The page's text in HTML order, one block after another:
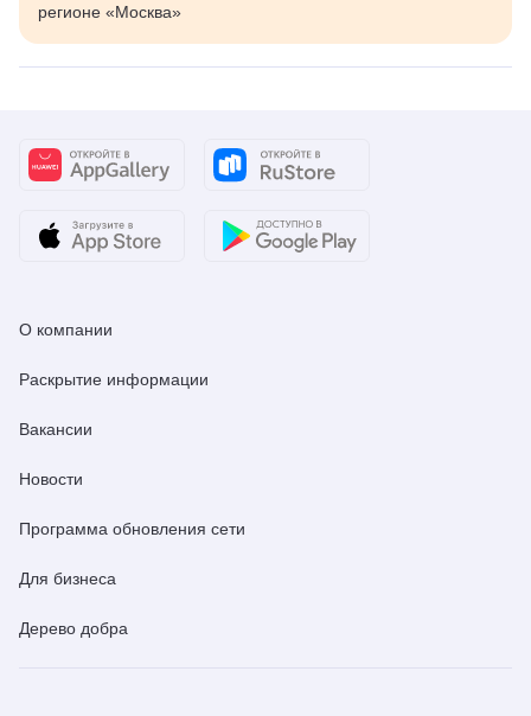
регионе «Москва»
О компании
Раскрытие информации
Вакансии
Новости
Программа обновления сети
Для бизнеса
Дерево добра